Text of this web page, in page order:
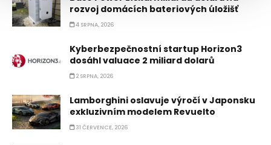
rozvoj domácích bateriových úložišť
4 SRPNA, 2026
Kyberbezpečnostní startup Horizon3
dosáhl valuace 2 miliard dolarů
2 SRPNA, 2026
Lamborghini oslavuje výročí v Japonsku
exkluzivním modelem Revuelto
31 ČERVENCE, 2026